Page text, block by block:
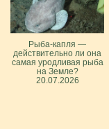
Рыба-капля —
действительно ли она
самая уродливая рыба
на Земле?
20.07.2026